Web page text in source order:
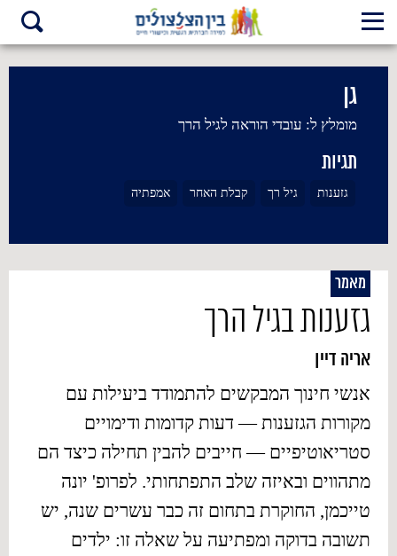
גן
מומלץ ל: עובדי הוראה לגיל הרך
תגיות
גזענות גיל רך קבלת האחר אמפתיה
מאמר
גזענות בגיל הרך
אריה דיין
אנשי חינוך המבקשים להתמודד ביעילות עם
מקורות הגזענות — דעות קדומות ודימויים
סטריאוטיפיים — חייבים להבין תחילה כיצד הם
מתהווים ובאיזה שלב התפתחותי. לפרופ' יונה
טייכמן, החוקרת בתחום זה כבר עשרים שנה, יש
תשובה בדוקה ומפתיעה על שאלה זו: ילדים